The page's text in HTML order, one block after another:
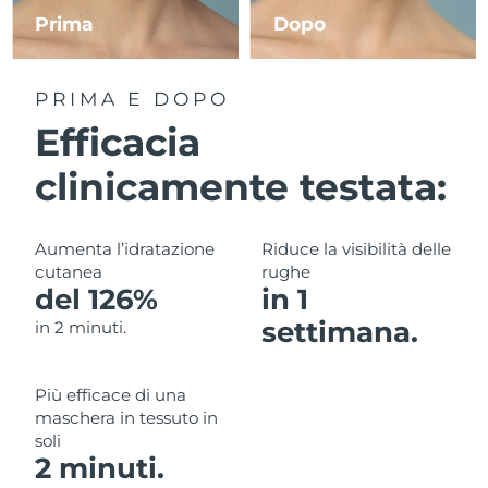
Prima Dopo
PRIMA E DOPO
Efficacia
clinicamente testata:
Aumenta l’idratazione
cutanea
del 126%
in 2 minuti.
Riduce la visibilità delle
rughe
in 1
settimana.
Più efficace di una
maschera in tessuto in
soli
2 minuti.
RAS di Macao Consegna stimata
Malaysia
Malta
Messico Consegna stimata 8/15/26
Monaco Consegna stimata8/12/26
Paesi Bassi Consegna stimata
Norvegia
Oman